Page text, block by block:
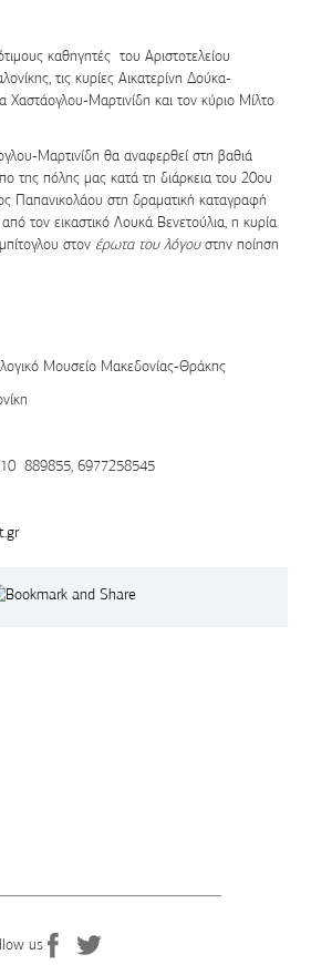
καθηγητές του Αριστοτελείου
τις κυρίες Αικατερίνη Δούκα-
Χαστάογλου-Μαρτινίδη και τον κύριο Μίλτο
Μαρτινίδη θα αναφερθεί στη βαθιά
της πόλης μας κατά τη διάρκεια του 20ου
Παπανικολάου στη δραματική καταγραφή
τον εικαστικό Λουκά Βενετούλια, η κυρία
στον έρωτα του λόγουστην ποίηση
Μουσείο Μακεδονίας-Θράκης
889855, 6977258545
us